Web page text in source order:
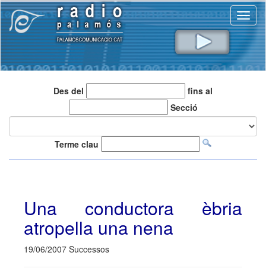
Des del
fins al
Secció
Terme clau
Una conductora èbria
atropella una nena
19/06/2007 Successos